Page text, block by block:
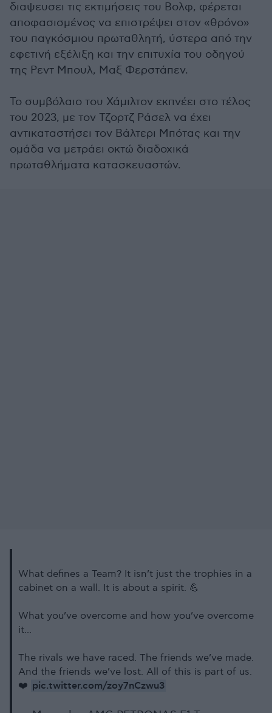
διαψευσει τις εκτιμήσεις του Βολφ, φέρεται
αποφασισμένος να επιστρέψει στον «θρόνο»
του παγκόσμιου πρωταθλητή, ύστερα από την
εφετινή εξέλιξη και την επιτυχία του οδηγού
της Ρεντ Μπουλ, Μαξ Φερστάπεν.
Το συμβόλαιο του Χάμιλτον εκπνέει στο τέλος
του 2023, με τον Τζορτζ Ράσελ να έχει
αντικαταστήσει τον Βάλτερι Μπότας και την
ομάδα να μετράει οκτώ διαδοχικά
πρωταθλήματα κατασκευαστών.
What defines a Team? It isn’t just the trophies in a
cabinet on a wall. It is about a spirit. 💪
What you’ve overcome and how you’ve overcome
it...
The rivals we have raced. The friends we’ve made.
And the friends we’ve lost. All of this is part of us.
❤️ pic.twitter.com/zoy7nCzwu3